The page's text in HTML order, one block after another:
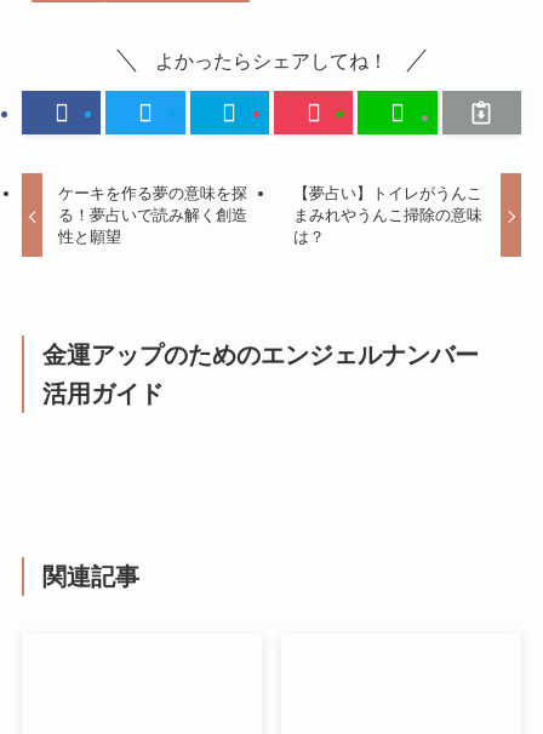
よかったらシェアしてね！
ケーキを作る夢の意味を探
る！夢占いで読み解く創造
性と願望
【夢占い】トイレがうんこ
まみれやうんこ掃除の意味
は？
金運アップのためのエンジェルナンバー
活用ガイド
関連記事